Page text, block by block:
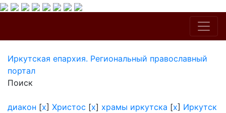
Иркутская епархия. Региональный православный
портал
Поиск
диакон [x] Христос [x] храмы иркутска [x] Иркутск